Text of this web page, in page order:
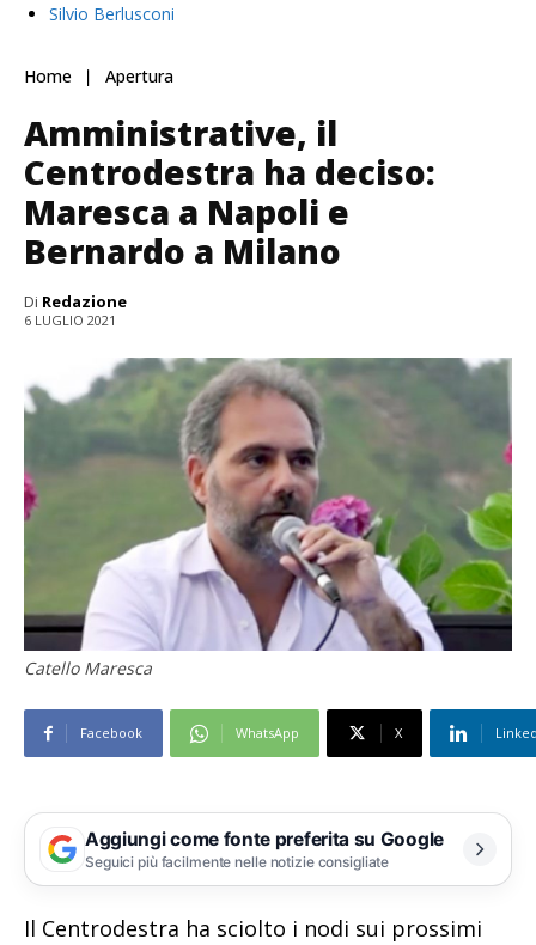
Silvio Berlusconi
Home Apertura
Amministrative, il
Centrodestra ha deciso:
Maresca a Napoli e
Bernardo a Milano
Di Redazione
6 LUGLIO 2021
Catello Maresca
Facebook WhatsApp X
Aggiungi come fonte preferita su Google
Seguici più facilmente nelle notizie consigliate
Il Centrodestra ha sciolto i nodi sui prossimi